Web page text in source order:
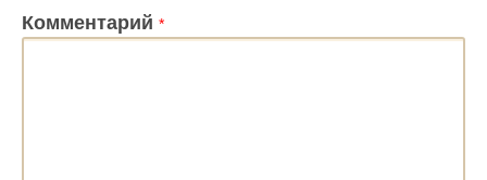
Комментарий *